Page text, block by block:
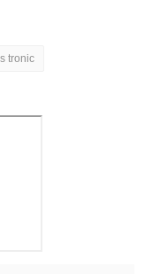
s tronic